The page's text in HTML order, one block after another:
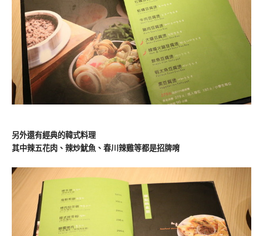
另外還有經典的韓式料理
其中辣五花肉、辣炒魷魚、春川辣雞等都是招牌唷